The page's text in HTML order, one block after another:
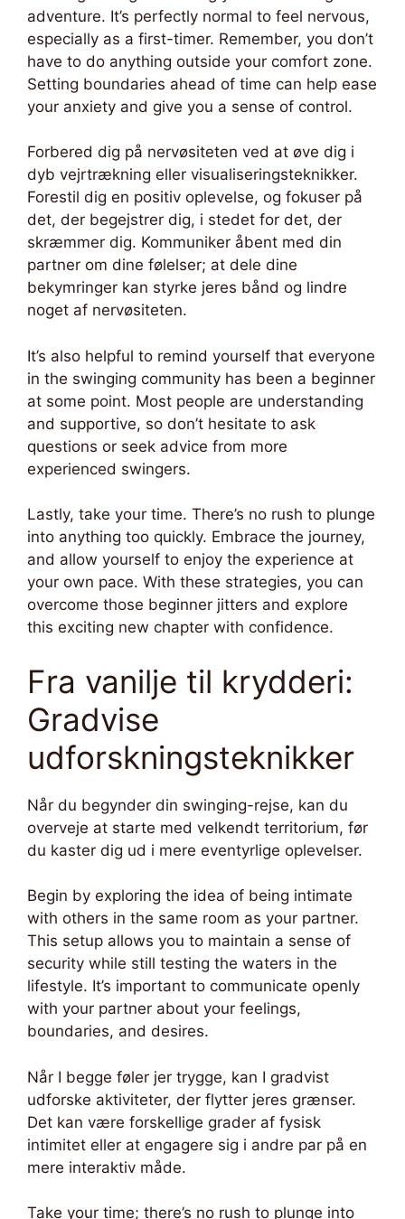
adventure. It’s perfectly normal to feel nervous,
especially as a first-timer. Remember, you don’t
have to do anything outside your comfort zone.
Setting boundaries ahead of time can help ease
your anxiety and give you a sense of control.
Forbered dig på nervøsiteten ved at øve dig i
dyb vejrtrækning eller visualiseringsteknikker.
Forestil dig en positiv oplevelse, og fokuser på
det, der begejstrer dig, i stedet for det, der
skræmmer dig. Kommuniker åbent med din
partner om dine følelser; at dele dine
bekymringer kan styrke jeres bånd og lindre
noget af nervøsiteten.
It’s also helpful to remind yourself that everyone
in the swinging community has been a beginner
at some point. Most people are understanding
and supportive, so don’t hesitate to ask
questions or seek advice from more
experienced swingers.
Lastly, take your time. There’s no rush to plunge
into anything too quickly. Embrace the journey,
and allow yourself to enjoy the experience at
your own pace. With these strategies, you can
overcome those beginner jitters and explore
this exciting new chapter with confidence.
Fra vanilje til krydderi:
Gradvise
udforskningsteknikker
Når du begynder din swinging-rejse, kan du
overveje at starte med velkendt territorium, før
du kaster dig ud i mere eventyrlige oplevelser.
Begin by exploring the idea of being intimate
with others in the same room as your partner.
This setup allows you to maintain a sense of
security while still testing the waters in the
lifestyle. It’s important to communicate openly
with your partner about your feelings,
boundaries, and desires.
Når I begge føler jer trygge, kan I gradvist
udforske aktiviteter, der flytter jeres grænser.
Det kan være forskellige grader af fysisk
intimitet eller at engagere sig i andre par på en
mere interaktiv måde.
Take your time; there’s no rush to plunge into